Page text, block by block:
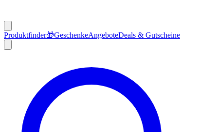
Produktfinder🎁GeschenkeAngeboteDeals & Gutscheine